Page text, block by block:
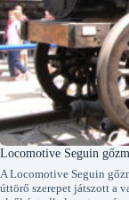
Locomotive Seguin
A Locomotive Seguin
úttörő szerepet játszott a